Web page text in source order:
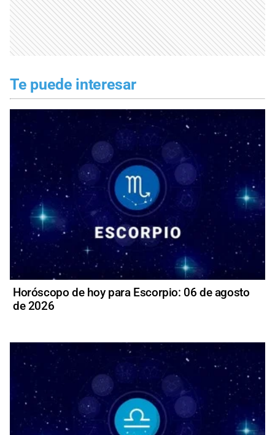
Te puede interesar
Horóscopo de hoy para Escorpio: 06 de agosto
de 2026